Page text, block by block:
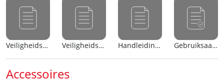
Veiligheidsblad (nl) Veiligheidsblad (en) Handleiding (nl) Gebruiksaanwijzing
Accessoires